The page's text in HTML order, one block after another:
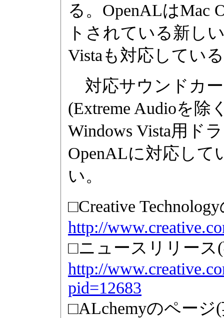
る。OpenALはMac
トされている新し
Vistaも対応してい
対応サウンドカー
(Extreme Audioを除
Windows Vista用ド
OpenALに対応して
い。
□Creative
http://
□ニュースリリース
http://
pid=12683
□ALchemyのページ